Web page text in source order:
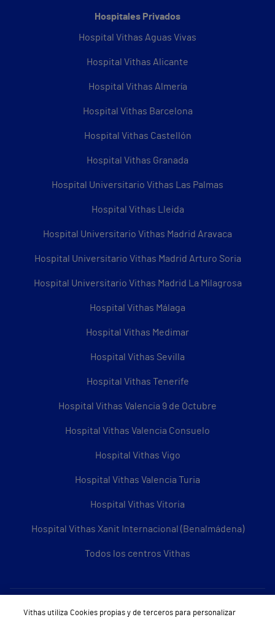
Hospitales Privados
Hospital Vithas Aguas Vivas
Hospital Vithas Alicante
Hospital Vithas Almería
Hospital Vithas Barcelona
Hospital Vithas Castellón
Hospital Vithas Granada
Hospital Universitario Vithas Las Palmas
Hospital Vithas Lleida
Hospital Universitario Vithas Madrid Aravaca
Hospital Universitario Vithas Madrid Arturo Soria
Hospital Universitario Vithas Madrid La Milagrosa
Hospital Vithas Málaga
Hospital Vithas Medimar
Hospital Vithas Sevilla
Hospital Vithas Tenerife
Hospital Vithas Valencia 9 de Octubre
Hospital Vithas Valencia Consuelo
Hospital Vithas Vigo
Hospital Vithas Valencia Turia
Hospital Vithas Vitoria
Hospital Vithas Xanit Internacional (Benalmádena)
Todos los centros Vithas
Sobre Vithas
Vithas utiliza Cookies propias y de terceros para personalizar